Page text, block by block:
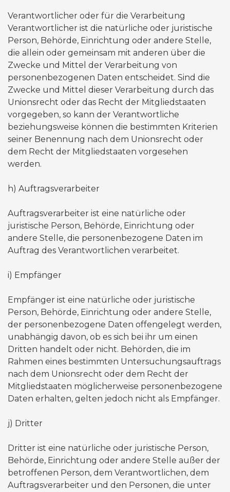
Verantwortlicher oder für die Verarbeitung
Verantwortlicher ist die natürliche oder juristische
Person, Behörde, Einrichtung oder andere Stelle,
die allein oder gemeinsam mit anderen über die
Zwecke und Mittel der Verarbeitung von
personenbezogenen Daten entscheidet. Sind die
Zwecke und Mittel dieser Verarbeitung durch das
Unionsrecht oder das Recht der Mitgliedstaaten
vorgegeben, so kann der Verantwortliche
beziehungsweise können die bestimmten Kriterien
seiner Benennung nach dem Unionsrecht oder
dem Recht der Mitgliedstaaten vorgesehen
werden.
​h) Auftragsverarbeiter
Auftragsverarbeiter ist eine natürliche oder
juristische Person, Behörde, Einrichtung oder
andere Stelle, die personenbezogene Daten im
Auftrag des Verantwortlichen verarbeitet.
​i) Empfänger
Empfänger ist eine natürliche oder juristische
Person, Behörde, Einrichtung oder andere Stelle,
der personenbezogene Daten offengelegt werden,
unabhängig davon, ob es sich bei ihr um einen
Dritten handelt oder nicht. Behörden, die im
Rahmen eines bestimmten Untersuchungsauftrags
nach dem Unionsrecht oder dem Recht der
Mitgliedstaaten möglicherweise personenbezogene
Daten erhalten, gelten jedoch nicht als Empfänger.
​j) Dritter
Dritter ist eine natürliche oder juristische Person,
Behörde, Einrichtung oder andere Stelle außer der
betroffenen Person, dem Verantwortlichen, dem
Auftragsverarbeiter und den Personen, die unter